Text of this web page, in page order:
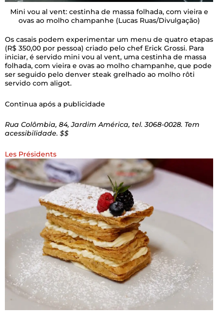
Mini vou al vent: cestinha de massa folhada, com vieira e
ovas ao molho champanhe (Lucas Ruas/Divulgação)
Os casais podem experimentar um menu de quatro etapas
(R$ 350,00 por pessoa) criado pelo chef Erick Grossi. Para
iniciar, é servido mini vou al vent, uma cestinha de massa
folhada, com vieira e ovas ao molho champanhe, que pode
ser seguido pelo denver steak grelhado ao molho rôti
servido com aligot.
Continua após a publicidade
Rua Colômbia, 84, Jardim América, tel. 3068-0028. Tem
acessibilidade. $$
Les Présidents